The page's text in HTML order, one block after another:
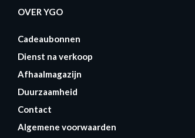
OVER YGO
Cadeaubonnen
Dienst na verkoop
Afhaalmagazijn
Duurzaamheid
Contact
Algemene voorwaarden